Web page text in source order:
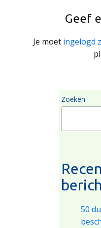
Geef
Je moet ingelogd
Zoeken
50